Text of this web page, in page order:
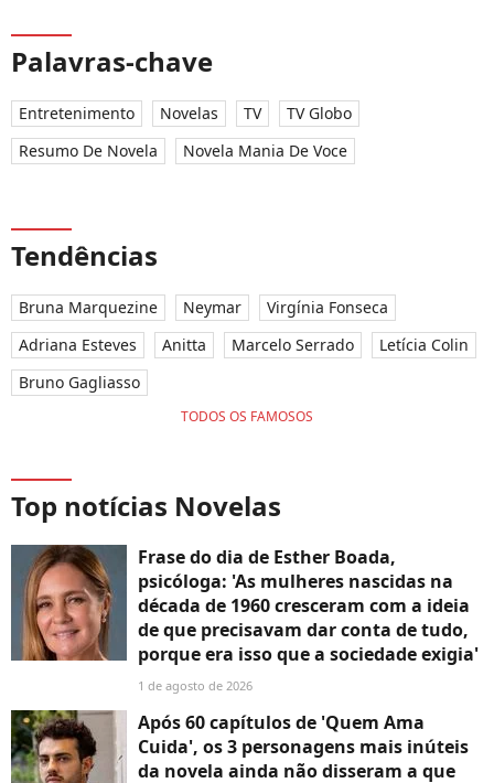
Palavras-chave
Entretenimento Novelas TV
TV Globo
Resumo De Novela
Novela Mania De Voce
Tendências
Bruna Marquezine Neymar
Virgínia Fonseca
Adriana Esteves
Anitta Marcelo Serrado
Letícia Colin
Bruno Gagliasso
TODOS OS FAMOSOS
Top notícias Novelas
Frase do dia de Esther Boada,
psicóloga: 'As mulheres nascidas na
década de 1960 cresceram com a ideia
de que precisavam dar conta de tudo,
porque era isso que a sociedade exigia'
1 de agosto de 2026
Após 60 capítulos de 'Quem Ama
Cuida', os 3 personagens mais inúteis
da novela ainda não disseram a que